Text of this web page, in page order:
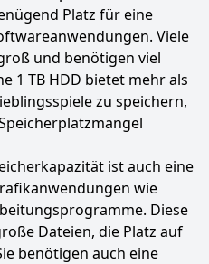
Platz für eine
Viele
und benötigen viel
1 TB HDD bietet mehr als
zu speichern,
ist auch eine
wie
Diese
Dateien, die Platz auf
benötigen auch eine